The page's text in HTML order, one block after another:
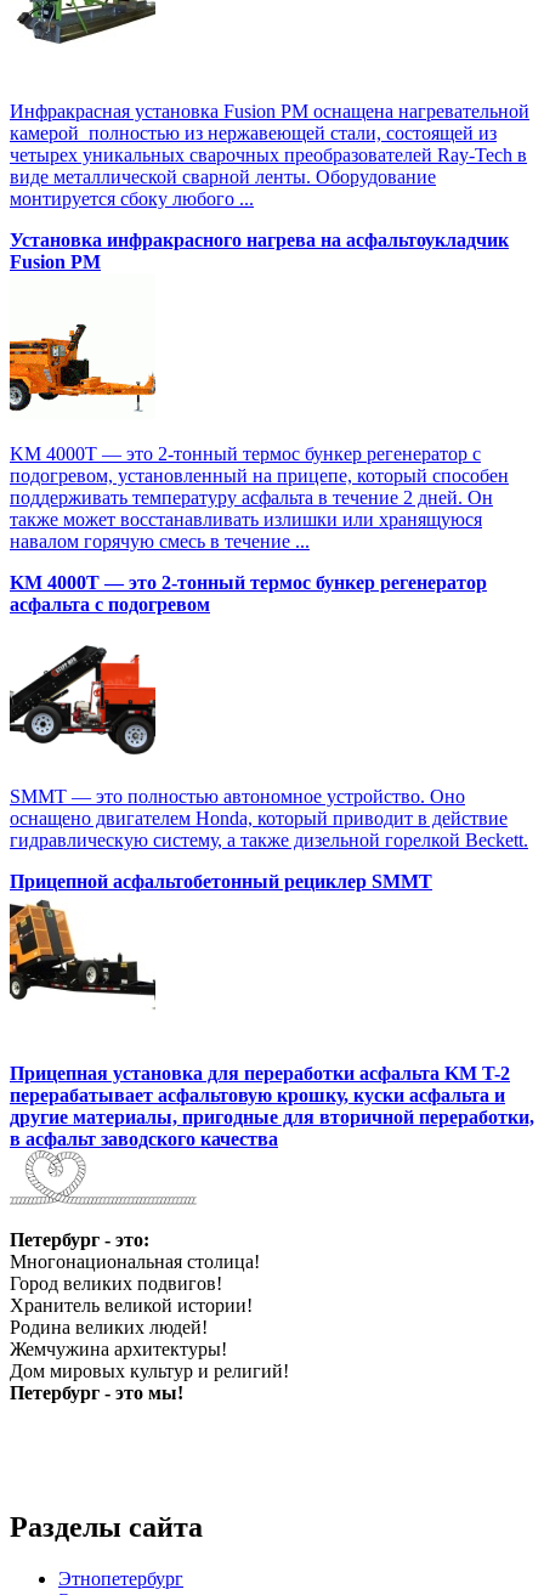
Инфракрасная установка Fusion PM оснащена нагревательной
камерой полностью из нержавеющей стали, состоящей из
четырех уникальных сварочных преобразователей Ray-Tech в
виде металлической сварной ленты. Оборудование
монтируется сбоку любого ...
Установка инфракрасного нагрева на асфальтоукладчик
Fusion PM
KM 4000T — это 2-тонный термос бункер регенератор с
подогревом, установленный на прицепе, который способен
поддерживать температуру асфальта в течение 2 дней. Он
также может восстанавливать излишки или хранящуюся
навалом горячую смесь в течение ...
KM 4000T — это 2-тонный термос бункер регенератор
асфальта с подогревом
SMMT — это полностью автономное устройство. Оно
оснащено двигателем Honda, который приводит в действие
гидравлическую систему, а также дизельной горелкой Beckett.
Прицепной асфальтобетонный рециклер SMMT
Прицепная установка для переработки асфальта KM T-2
перерабатывает асфальтовую крошку, куски асфальта и
другие материалы, пригодные для вторичной переработки,
в асфальт заводского качества
Петербург - это:
Многонациональная столица!
Город великих подвигов!
Хранитель великой истории!
Родина великих людей!
Жемчужина архитектуры!
Дом мировых культур и религий!
Петербург - это мы!
Разделы сайта
Этнопетербург